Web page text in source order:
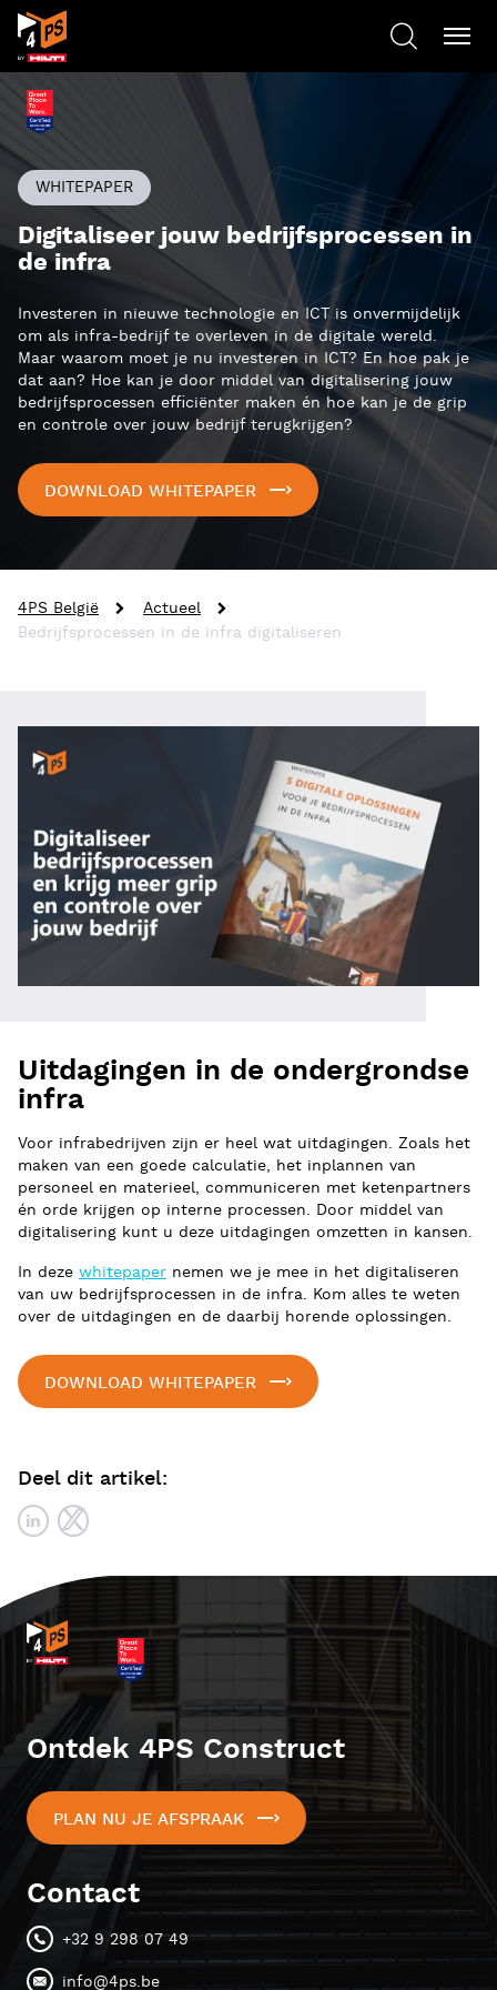
WHITEPAPER
Digitaliseer jouw bedrijfsprocessen in
de infra
Investeren in nieuwe technologie en ICT is onvermijdelijk
om als infra-bedrijf te overleven in de digitale wereld.
Maar waarom moet je nu investeren in ICT? En hoe pak je
dat aan? Hoe kan je door middel van digitalisering jouw
bedrijfsprocessen efficiënter maken én hoe kan je de grip
en controle over jouw bedrijf terugkrijgen?
DOWNLOAD WHITEPAPER
4PS België
Actueel
Bedrijfsprocessen in de infra digitaliseren
Uitdagingen in de ondergrondse
infra
Voor infrabedrijven zijn er heel wat uitdagingen. Zoals het
maken van een goede calculatie, het inplannen van
personeel en materieel, communiceren met ketenpartners
én orde krijgen op interne processen. Door middel van
digitalisering kunt u deze uitdagingen omzetten in kansen.
In deze whitepaper nemen we je mee in het digitaliseren
van uw bedrijfsprocessen in de infra. Kom alles te weten
over de uitdagingen en de daarbij horende oplossingen.
DOWNLOAD WHITEPAPER
Deel dit artikel:
Ontdek 4PS Construct
PLAN NU JE AFSPRAAK
Contact
+32 9 298 07 49
info@4ps.be